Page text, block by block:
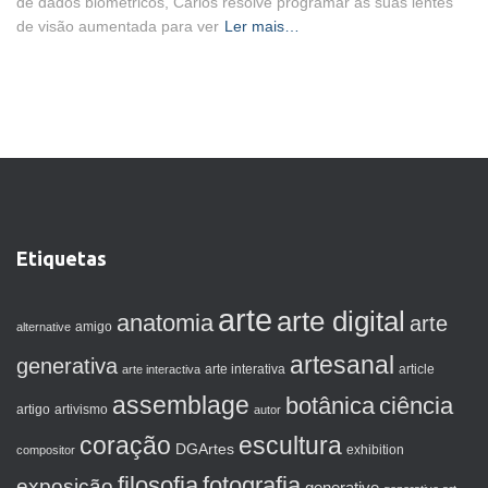
de visão aumentada para ver Ler mais…
Etiquetas
alternative amigo anatomia arte arte digital arte
generativa arte interactiva arte interativa artesanal article
artigo artivismo assemblage autor botânica ciência
compositor coração DGArtes escultura exhibition